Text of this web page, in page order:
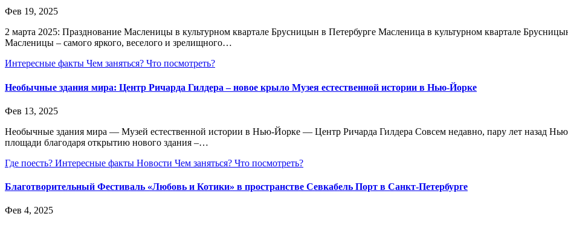
Фев 19, 2025
2 марта 2025: Празднование Масленицы в культурном квартале Брусницын в Петербурге Масленица в культурном квартале
Масленицы – самого яркого, веселого и зрелищного…
Интересные факты Чем заняться? Что посмотреть?
Необычные здания мира: Центр Ричарда Гилдера – новое крыло Музея естественной истории в Нью-Йорке
Фев 13, 2025
Необычные здания мира — Музей естественной истории в Нью-Йорке — Центр Ричарда Гилдера Совсем недавно, пару лет назад
площади благодаря открытию нового здания –…
Где поесть? Интересные факты Новости Чем заняться? Что посмотреть?
Благотворительный Фестиваль «Любовь и Котики» в пространстве Севкабель Порт в Санкт-Петербурге
Фев 4, 2025